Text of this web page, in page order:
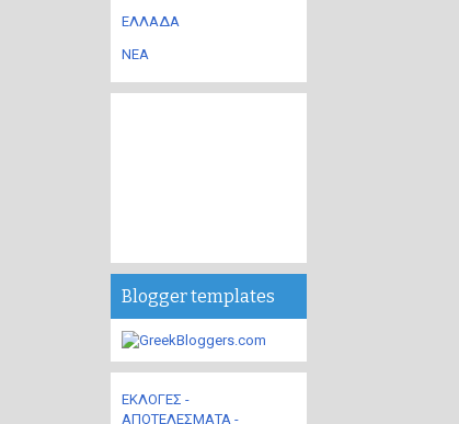
ΕΛΛΑΔΑ
ΝΕΑ
Blogger templates
ΕΚΛΟΓΕΣ -
ΑΠΟΤΕΛΕΣΜΑΤΑ -